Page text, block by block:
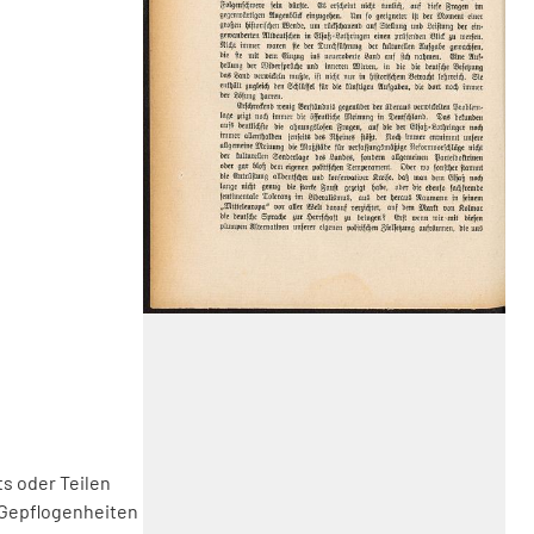
oder Teilen